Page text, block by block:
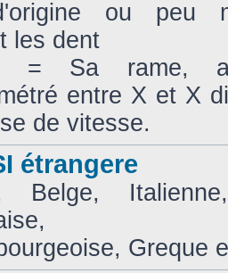
ou peu
les dent
= Sa rame,
entre X et X
de vitesse.
étrangere
Belge,
Greque